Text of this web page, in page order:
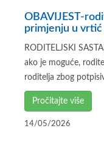
OBAVIJEST-
primjenju u vrtić
RODITELJSKI
ako je moguće,
roditelja zbog
Pročitajte više
14/05/2026